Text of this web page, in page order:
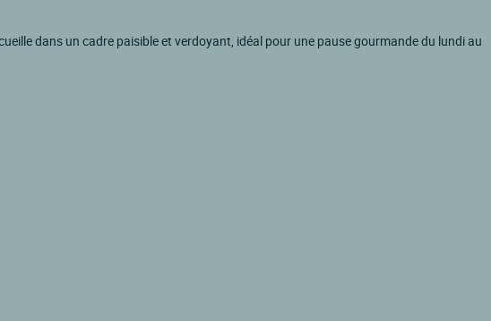
dans un cadre paisible et verdoyant, idéal pour une pause gourmande du lundi au